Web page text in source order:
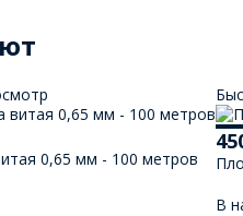
0,65 мм - 100 метров
В